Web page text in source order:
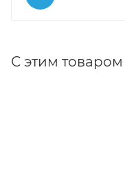
С этим